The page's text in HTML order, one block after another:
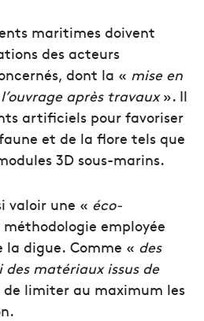
maritimes doivent
des acteurs
dont la « mise en
après travaux». Il
artificiels pour favoriser
et de la flore tels que
3D sous-marins.
valoir une « éco-
employée
la digue. Comme « des
matériaux issus de
limiter au maximum les